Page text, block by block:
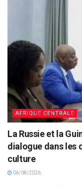
AFRIQUE CENTRALE
La Russie et la
dialogue dans les
culture
06/08/2026